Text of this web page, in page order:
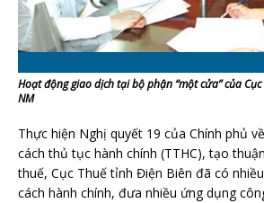
Hoạt động giao dịch tại bộ phận “một cửa” của
NM
Thực hiện Nghị quyết 19 của Chính phủ
cách thủ tục hành chính (TTHC), tạo
thuế, Cục Thuế tỉnh Điện Biên đã có
cách hành chính, đưa nhiều ứng dụng